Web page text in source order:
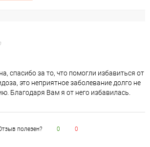
спасибо за то, что помогли избавиться от
это неприятное заболевание долго не
Благодаря Вам я от него избавилась.
полезен? 0 0